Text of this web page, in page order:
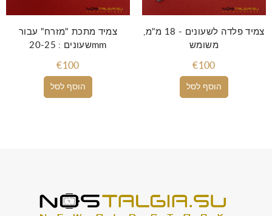
הוסף לסל
צמיד מתכת "מזרח" עבור
שעונים : 20-25mm
€100
הוסף לסל
צמיד פלדה לשעונים - 18 מ"מ,
משומש
€100